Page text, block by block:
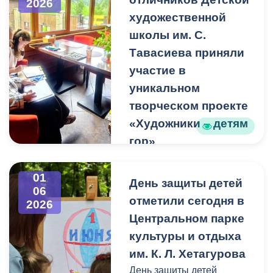
получил высшее
образование в
институте и многие годы
работал на
Владикавказском
хладокомбинате.
близких, сохраняет
бодрость духа и
жизнелюбие. Свой
вековой юбилей ветеран
встречает в кругу большой
семьи, оставаясь
2026
художественной
школы им. С.
Тавасиева приняли
участие в
уникальном
творческом проекте
«Художники – детям
гор»
художественной школы
им. С. Тавасиева приняли
участие в уникальном
творческом проекте
«Художники – детям гор»
01
06
2026
День защиты детей
отметили сегодня в
Центральном парке
культуры и отдыха
им. К. Л. Хетагурова
День защиты детей